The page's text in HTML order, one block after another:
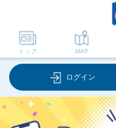
トップ MAP
ログイン